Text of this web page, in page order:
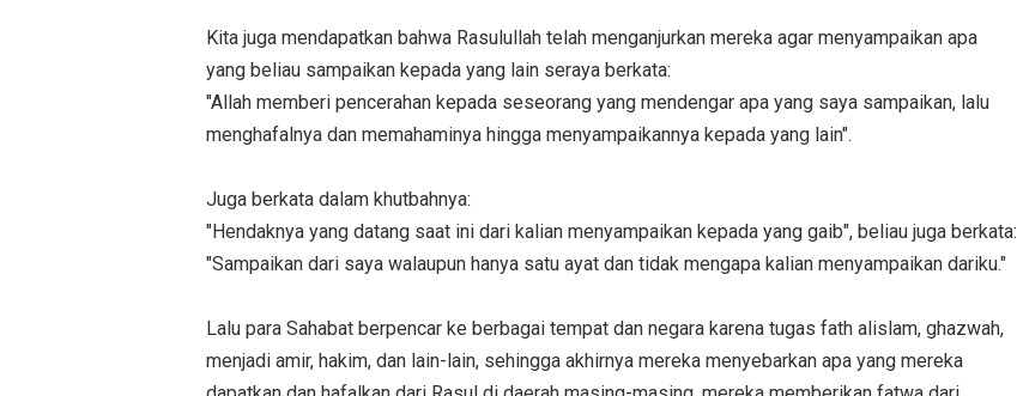
Kita juga mendapatkan bahwa Rasulullah telah menganjurkan mereka agar menyampaikan apa
yang beliau sampaikan kepada yang lain seraya berkata:
"Allah memberi pencerahan kepada seseorang yang mendengar apa yang saya sampaikan, lalu
menghafalnya dan memahaminya hingga menyampaikannya kepada yang lain".
Juga berkata dalam khutbahnya:
"Hendaknya yang datang saat ini dari kalian menyampaikan kepada yang gaib", beliau juga berkata:
"Sampaikan dari saya walaupun hanya satu ayat dan tidak mengapa kalian menyampaikan dariku."
Lalu para Sahabat berpencar ke berbagai tempat dan negara karena tugas fath alislam, ghazwah,
menjadi amir, hakim, dan lain-lain, sehingga akhirnya mereka menyebarkan apa yang mereka